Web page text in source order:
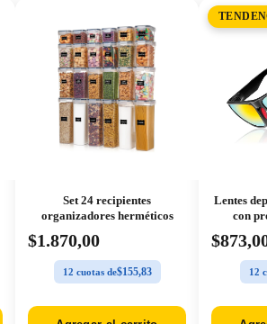
Set 24 recipientes
organizadores herméticos
$1.870,00
12 cuotas de$155,83
Lentes
con
12